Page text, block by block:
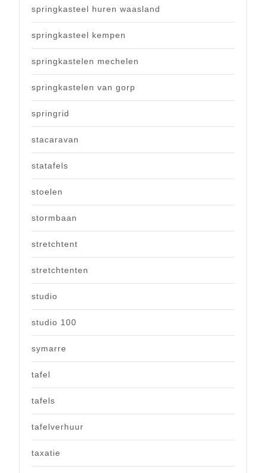
springkasteel huren waasland
springkasteel kempen
springkastelen mechelen
springkastelen van gorp
springrid
stacaravan
statafels
stoelen
stormbaan
stretchtent
stretchtenten
studio
studio 100
symarre
tafel
tafels
tafelverhuur
taxatie